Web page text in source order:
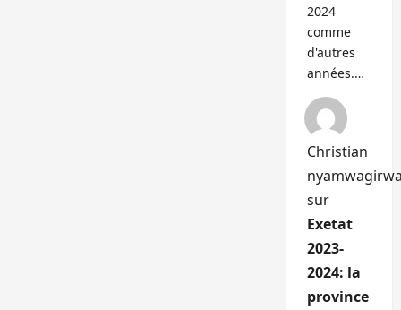
2024
comme
d'autres
années.…
Christian
sur
Exetat
2023-
2024: la
province